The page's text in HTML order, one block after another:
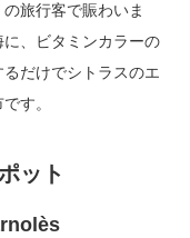
旅行客で賑わいま
、ビタミンカラーの
だけでシトラスのエ
す。
ット